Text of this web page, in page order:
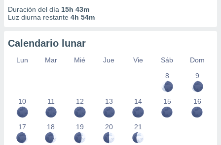
Duración del día 15h 43m
Luz diurna restante 4h 54m
Calendario lunar
Lun Mar Mié Jue Vie Sáb
Dom
8
9
10 11 12 13 14 15 16
17 18 19 20 21